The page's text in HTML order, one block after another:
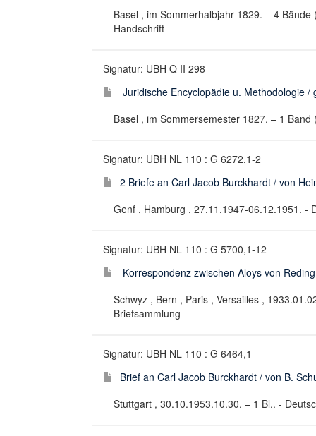
Basel , im Sommerhalbjahr 1829. – 4
Handschrift
Signatur: UBH Q II 298
Juridische Encyclopädie u. Methodologie /
Basel , im Sommersemester 1827. – 1
Signatur: UBH NL 110 : G 6272,1-2
2 Briefe an Carl Jacob Burckhardt / von
Genf , Hamburg , 27.11.1947-06.12.1951. -
Signatur: UBH NL 110 : G 5700,1-12
Korrespondenz zwischen Aloys von
Schwyz , Bern , Paris , Versailles ,
Briefsammlung
Signatur: UBH NL 110 : G 6464,1
Brief an Carl Jacob Burckhardt / von B.
Stuttgart , 30.10.1953.10.30. – 1 Bl.. -